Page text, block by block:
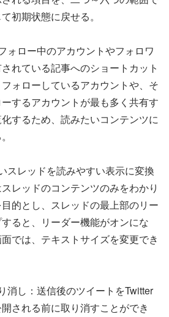
初期状態に戻せる。
ォロー中のアカウントやフォロワ
れている記事へのショートカット
ォローしているアカウントや、そ
するアカウントが最も多く共有す
するため、読みたいコンテンツに
スレッドを読みやすい表示に変換
レッドのコンテンツのみをわかり
的とし、スレッドの最上部のリー
ると、リーダー機能がオンにな
では、テキストサイズを変更でき
消し：送信後のツイートをTwitter
される前に取り消すことができ